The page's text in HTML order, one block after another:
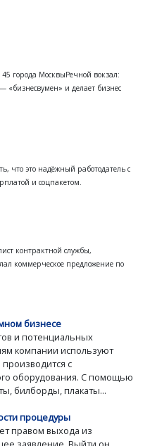
города МосквыРечной вокзал:
«бизнесвумен» и делает бизнес
что это надёжный работодатель с
и соцпакетом.
контрактной службы,
коммерческое предложение по
бизнесе
и потенциальных
компании используют
с
оборудования. С помощью
билборды, плакаты...
процедуры
правом выхода из